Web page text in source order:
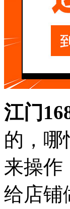
江门
的，哪
来操作
给店铺